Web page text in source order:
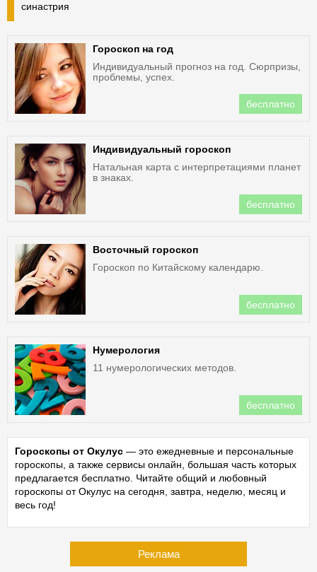
синастрия
Гороскоп на год
Индивидуальный прогноз на год. Сюрпризы,
проблемы, успех.
бесплатно
Индивидуальный гороскоп
Натальная карта с интерпретациями планет
в знаках.
бесплатно
Восточный гороскоп
Гороскоп по Китайскому календарю.
бесплатно
Нумерология
11 нумерологических методов.
бесплатно
Гороскопы от Окулус — это ежедневные и персональные
гороскопы, а также сервисы онлайн, большая часть которых
предлагается бесплатно. Читайте общий и любовный
гороскопы от Окулус на сегодня, завтра, неделю, месяц и
весь год!
Реклама